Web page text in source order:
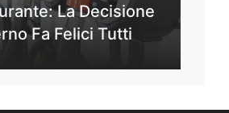
La Decisione
Fa Felici Tutti